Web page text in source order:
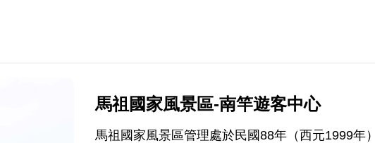
馬祖國家風景區-南竿遊客中心
馬祖國家風景區管理處於民國88年（西元1999年